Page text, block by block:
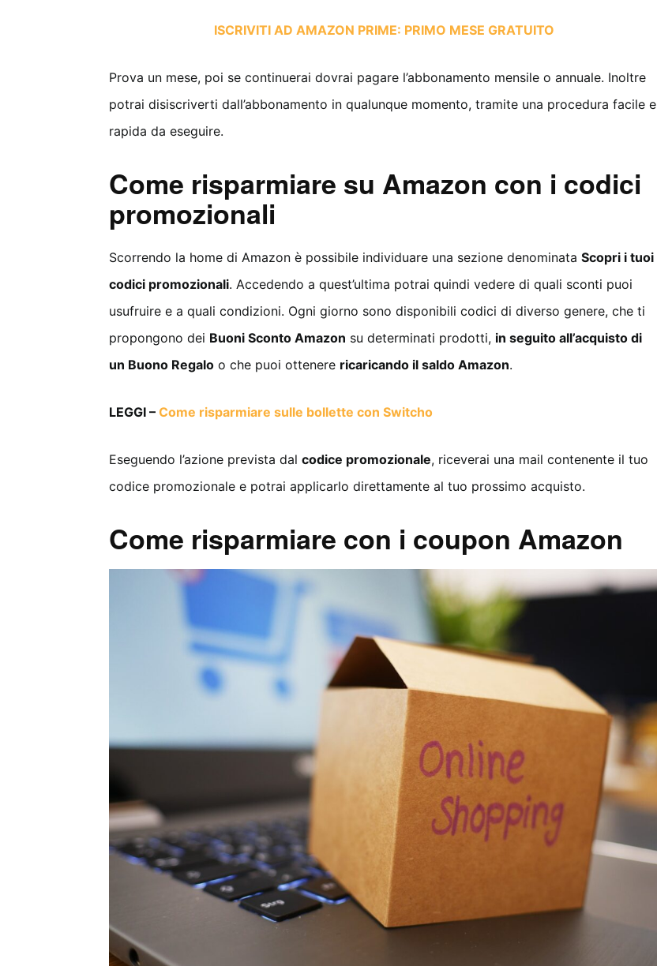
ISCRIVITI AD AMAZON PRIME: PRIMO MESE GRATUITO
Prova un mese, poi se continuerai dovrai pagare l’abbonamento mensile o annuale. Inoltre
potrai disiscriverti dall’abbonamento in qualunque momento, tramite una procedura facile e
rapida da eseguire.
Come risparmiare su Amazon con i codici
promozionali
Scorrendo la home di Amazon è possibile individuare una sezione denominata Scopri i tuoi
codici promozionali. Accedendo a quest’ultima potrai quindi vedere di quali sconti puoi
usufruire e a quali condizioni. Ogni giorno sono disponibili codici di diverso genere, che ti
propongono dei Buoni Sconto Amazon su determinati prodotti, in seguito all’acquisto di
un Buono Regalo o che puoi ottenere ricaricando il saldo Amazon.
LEGGI – Come risparmiare sulle bollette con Switcho
Eseguendo l’azione prevista dal codice promozionale, riceverai una mail contenente il tuo
codice promozionale e potrai applicarlo direttamente al tuo prossimo acquisto.
Come risparmiare con i coupon Amazon